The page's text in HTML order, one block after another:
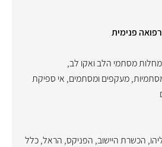
פנימית
מחלות מסתמי הלב ואקו לב,
,מעקפים ומסתמים, אי ספיקת
, הכשרת היישוב, הפניקס, הראל,כלל